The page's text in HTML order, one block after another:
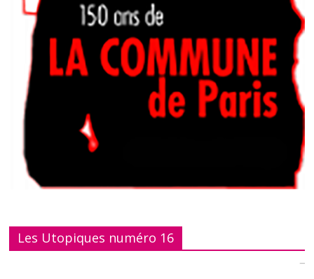
Les Utopiques numéro 16